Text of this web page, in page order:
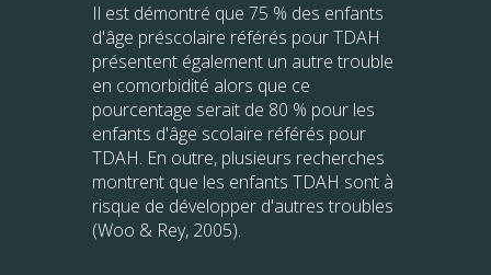
Il est démontré que 75 % des enfants
d'âge préscolaire référés pour TDAH
présentent également un autre trouble
en comorbidité alors que ce
pourcentage serait de 80 % pour les
enfants d'âge scolaire référés pour
TDAH. En outre, plusieurs recherches
montrent que les enfants TDAH sont à
risque de développer d'autres troubles
(Woo & Rey, 2005).